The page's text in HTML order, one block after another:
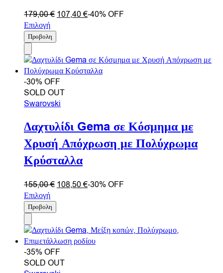
179,00€ 107,40€-40% OFF
Επιλογή
Προβολη
-30% OFF
SOLD OUT
Swarovski
Δαχτυλίδι Gema σε Κόσμημα με
Χρυσή Απόχρωση με Πολύχρωμα
Κρύσταλλα
155,00€ 108,50€-30% OFF
Επιλογή
Προβολη
-35% OFF
SOLD OUT